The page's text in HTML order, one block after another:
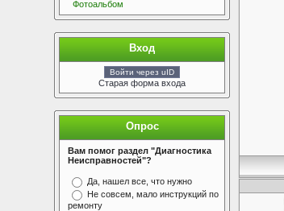
Фотоальбом
Вход
Войти через uID
Старая форма входа
Опрос
Вам помог раздел "Диагностика
Неисправностей"?
Да, нашел все, что нужно
Не совсем, мало инструкций по
ремонту